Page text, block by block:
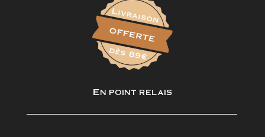
En point relais